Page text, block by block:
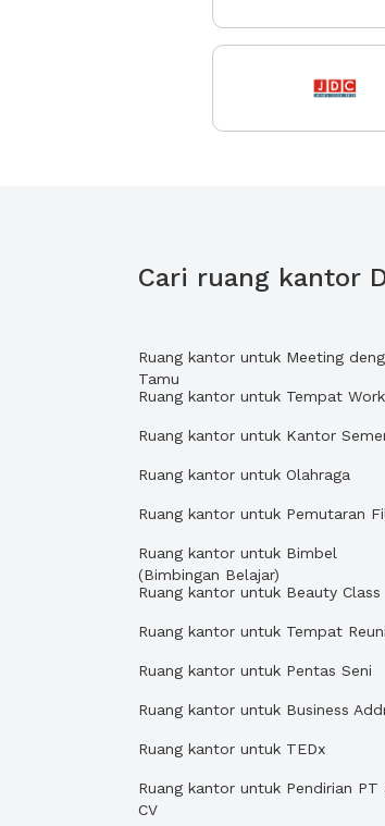
Cari ruang kantor
Ruang kantor untuk Meeting
Tamu
Ruang kantor untuk Tempat
Ruang kantor untuk Kantor
Ruang kantor untuk Olahraga
Ruang kantor untuk Pemutaran
Ruang kantor untuk Bimbel
(Bimbingan Belajar)
Ruang kantor untuk Beauty Class
Ruang kantor untuk Tempat Reuni
Ruang kantor untuk Pentas Seni
Ruang kantor untuk Business
Ruang kantor untuk TEDx
Ruang kantor untuk Pendirian PT
CV